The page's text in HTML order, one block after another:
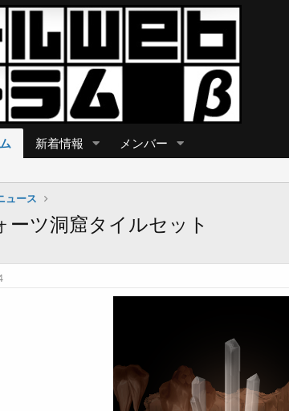
新着情報 メンバー
ュース
ーツ洞窟タイルセット